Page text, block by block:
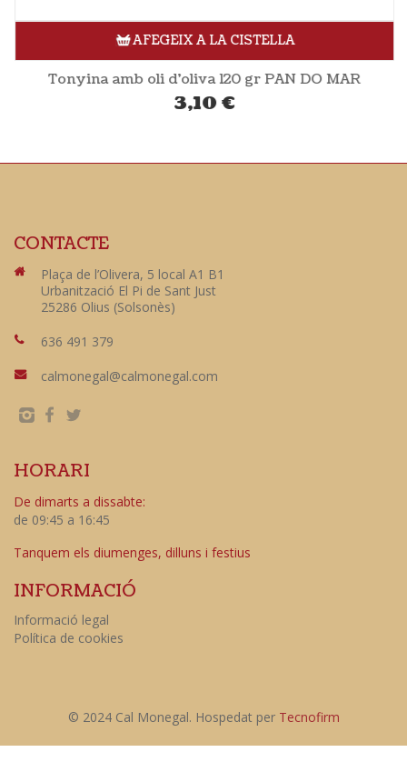
AFEGEIX A LA CISTELLA
Tonyina amb oli d’oliva 120 gr PAN DO MAR
3,10€
CONTACTE
Plaça de l’Olivera, 5 local A1 B1
Urbanització El Pi de Sant Just
25286 Olius (Solsonès)
636 491 379
calmonegal@calmonegal.com
HORARI
De dimarts a dissabte:
de 09:45 a 16:45
Tanquem els diumenges, dilluns i festius
INFORMACIÓ
Informació legal
Política de cookies
© 2024 Cal Monegal. Hospedat per Tecnofirm